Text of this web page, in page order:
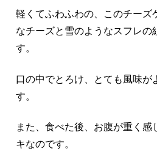
軽くてふわふわの、このチーズ
なチーズと雪のようなスフレの
す。
口の中でとろけ、とても風味が
す。
また、食べた後、お腹が重く感
キなのです。